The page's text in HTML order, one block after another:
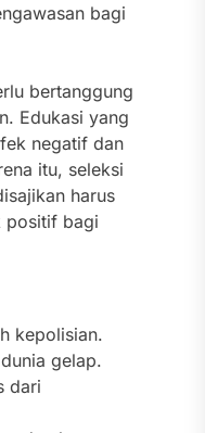
bagi
bertanggung
Edukasi yang
negatif dan
itu, seleksi
harus
positif bagi
kepolisian.
gelap.
dari